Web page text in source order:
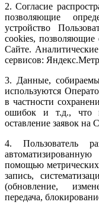
2. Согласие
позволяющие
устройство
cookies, позволяющие
Сайте.
сервисов:
3. Данные,
используются
в частности
ошибок и т.д., что
оставление заявок на
4. Пользователь
помощью
запись,
(обновление,
передача,